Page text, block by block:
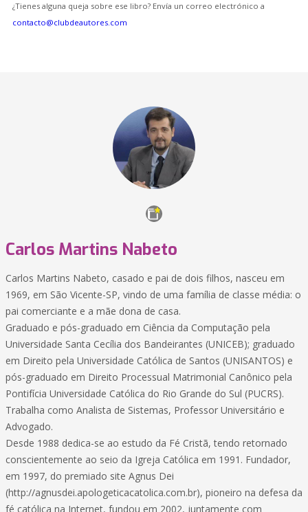
¿Tienes alguna queja sobre ese libro? Envía un correo electrónico a
contacto@clubdeautores.com
Carlos Martins Nabeto
Carlos Martins Nabeto, casado e pai de dois filhos, nasceu em
1969, em São Vicente-SP, vindo de uma família de classe média: o
pai comerciante e a mãe dona de casa.
Graduado e pós-graduado em Ciência da Computação pela
Universidade Santa Cecília dos Bandeirantes (UNICEB); graduado
em Direito pela Universidade Católica de Santos (UNISANTOS) e
pós-graduado em Direito Processual Matrimonial Canônico pela
Pontifícia Universidade Católica do Rio Grande do Sul (PUCRS).
Trabalha como Analista de Sistemas, Professor Universitário e
Advogado.
Desde 1988 dedica-se ao estudo da Fé Cristã, tendo retornado
conscientemente ao seio da Igreja Católica em 1991. Fundador,
em 1997, do premiado site Agnus Dei
(http://agnusdei.apologeticacatolica.com.br), pioneiro na defesa da
fé católica na Internet, fundou em 2002, juntamente com